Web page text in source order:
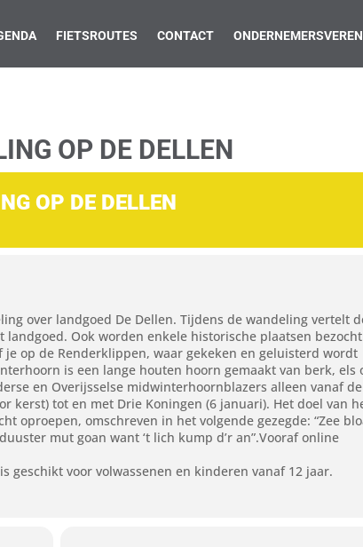
FIETSROUTES CONTACT
OP DE DELLEN
OP DE DELLEN
over landgoed De Dellen. Tijdens de wandeling vertelt
Ook worden enkele historische plaatsen
op de Renderklippen, waar gekeken en geluisterd wordt
is een lange houten hoorn gemaakt van berk, els
en Overijsselse midwinterhoornblazers alleen vanaf de
kerst) tot en met Drie Koningen (6 januari). Het doel van
oproepen, omschreven in het volgende gezegde: “Zee
mut goan want ‘t lich kump d’r an”.Vooraf online
geschikt voor volwassenen en kinderen vanaf 12 jaar.